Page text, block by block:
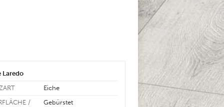
Laredo
Eiche
/
Gebürstet